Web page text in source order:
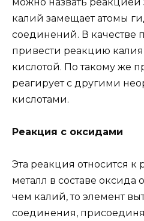
калий замещает атомы
соединений. В качестве
привести реакцию калия
кислотой. По такому же
реагирует с другими
кислотами.
Реакция с оксидами
Эта реакция относится
металл в составе оксида
чем калий, то элемент
соединения,